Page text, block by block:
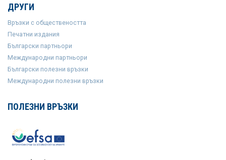
ДРУГИ
Връзки с обществеността
Печатни издания
Български партньори
Международни партньори
Български полезни връзки
Международни полезни връзки
ПОЛЕЗНИ ВРЪЗКИ